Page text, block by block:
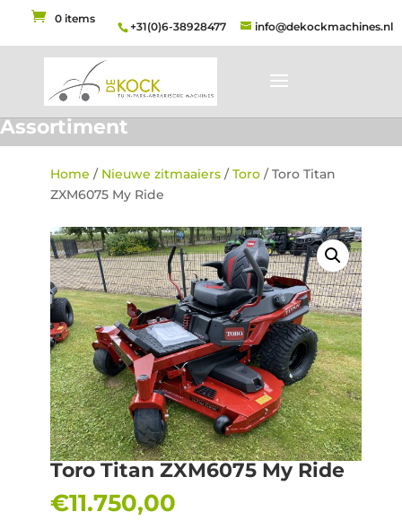
+31(0)6-38928477 info@dekockmachines.nl
0 items
Assortiment
Home / Nieuwe zitmaaiers/Toro/ Toro Titan
ZXM6075 My Ride
Toro Titan ZXM6075 My Ride
€11.750,00